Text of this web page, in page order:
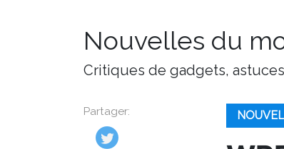
Nouvelles du
Critiques de gadgets,
Partager: